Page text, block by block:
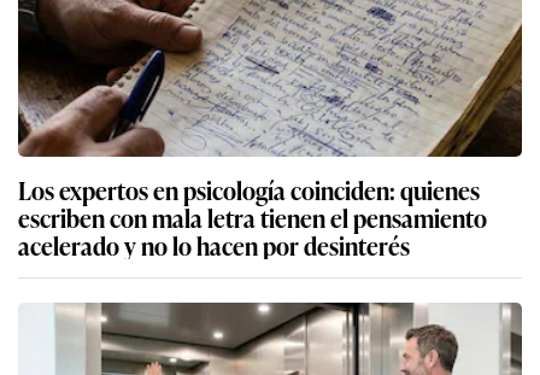
Los expertos en psicología coinciden: quienes
escriben con mala letra tienen el pensamiento
acelerado y no lo hacen por desinterés